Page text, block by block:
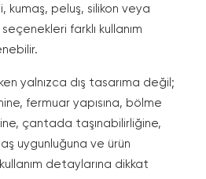
kumaş, peluş, silikon veya
farklı kullanım
yalnızca dış tasarıma değil;
fermuar yapısına, bölme
çantada taşınabilirliğine,
uygunluğuna ve ürün
detaylarına dikkat